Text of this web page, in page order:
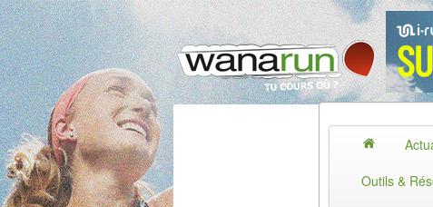
Outils &